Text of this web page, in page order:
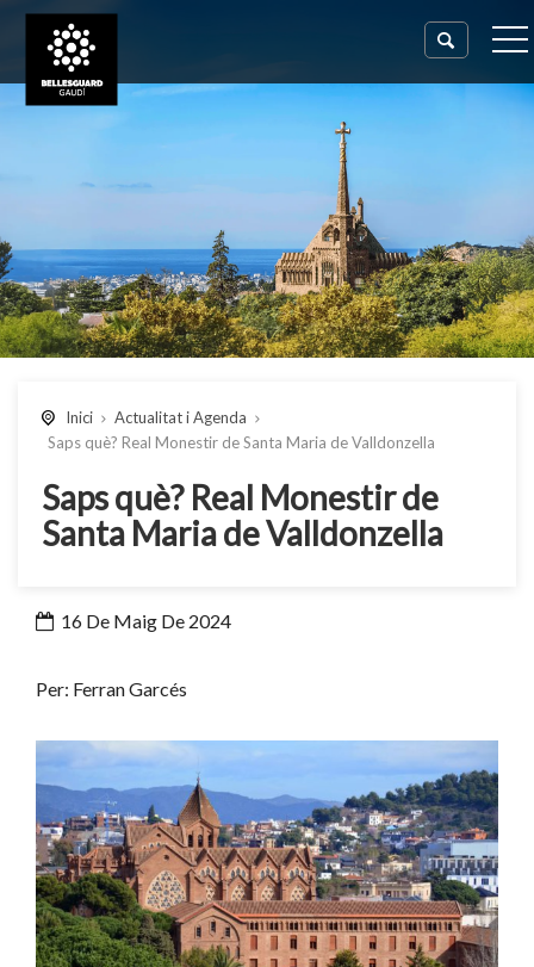
Inici
Actualitat i Agenda
Saps què? Real Monestir de Santa Maria de Valldonzella
Saps què? Real Monestir de
Santa Maria de Valldonzella
16 De Maig De 2024
Per: Ferran Garcés